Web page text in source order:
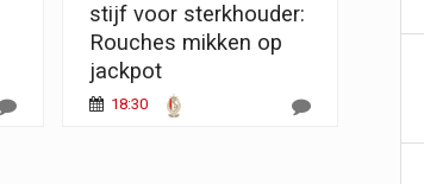
stijf voor sterkhouder:
Rouches mikken op
jackpot
18:30